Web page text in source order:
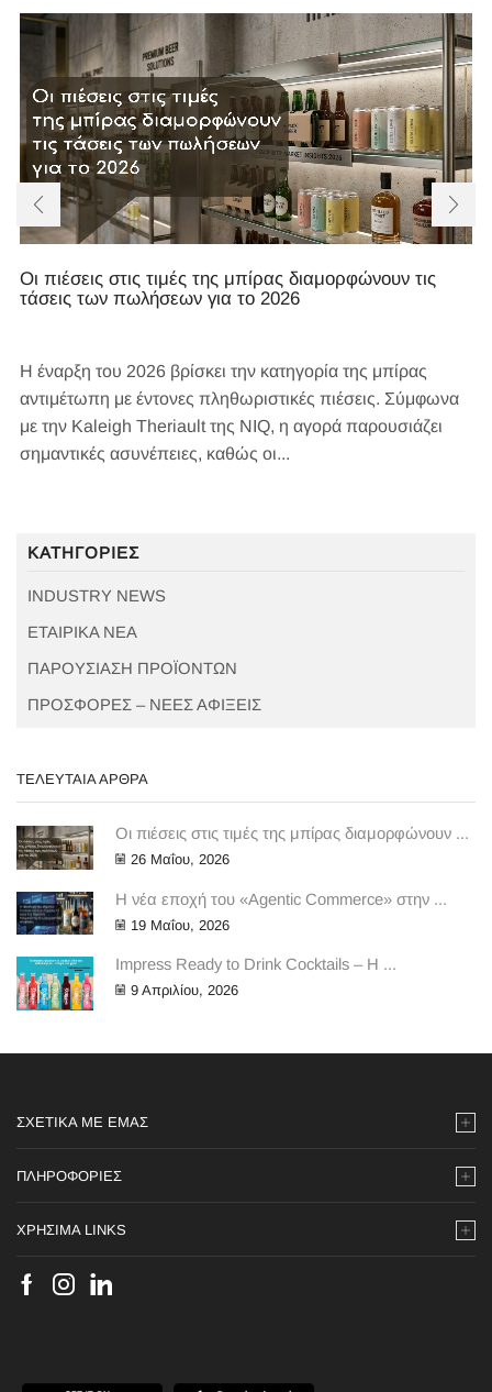
Οι πιέσεις στις τιμές της μπίρας διαμορφώνουν τις
τάσεις των πωλήσεων για το 2026
Η έναρξη του 2026 βρίσκει την κατηγορία της μπίρας
αντιμέτωπη με έντονες πληθωριστικές πιέσεις. Σύμφωνα
με την Kaleigh Theriault της NIQ, η αγορά παρουσιάζει
σημαντικές ασυνέπειες, καθώς οι...
ΚΑΤΗΓΟΡΊΕΣ
INDUSTRY NEWS
ΕΤΑΙΡΙΚΑ ΝΕΑ
ΠΑΡΟΥΣΙΑΣΗ ΠΡΟΪΟΝΤΩΝ
ΠΡΟΣΦΟΡΕΣ – ΝΕΕΣ ΑΦΙΞΕΙΣ
ΤΕΛΕΥΤΑΊΑ ΆΡΘΡΑ
Οι πιέσεις στις τιμές της μπίρας διαμορφώνουν ...
26 Μαΐου, 2026
Η νέα εποχή του «Agentic Commerce» στην ...
19 Μαΐου, 2026
Impress Ready to Drink Cocktails – Η ...
9 Απριλίου, 2026
ΣΧΕΤΙΚΆ ΜΕ ΕΜΆΣ
ΠΛΗΡΟΦΟΡΙΕΣ
ΧΡΗΣΙΜΑ LINKS